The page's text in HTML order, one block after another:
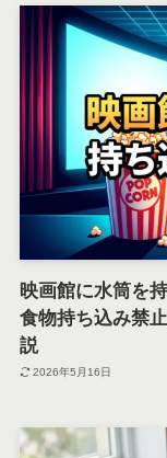
映画館に水筒を
食物持ち込み禁
説
2026年5月16日